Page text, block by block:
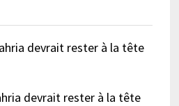
devrait rester à la tête
devrait rester à la tête